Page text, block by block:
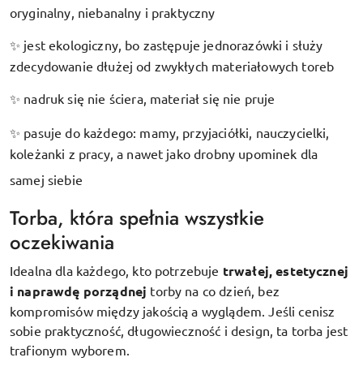
oryginalny, niebanalny i praktyczny
✨ jest ekologiczny, bo zastępuje jednorazówki i służy
zdecydowanie dłużej od zwykłych materiałowych toreb
✨ nadruk się nie ściera, materiał się nie pruje
✨ pasuje do każdego: mamy, przyjaciółki, nauczycielki,
koleżanki z pracy, a nawet jako drobny upominek dla
samej siebie
Torba, która spełnia wszystkie
oczekiwania
Idealna dla każdego, kto potrzebuje trwałej, estetycznej
i naprawdę porządnej torby na co dzień, bez
kompromisów między jakością a wyglądem. Jeśli cenisz
sobie praktyczność, długowieczność i design, ta torba jest
trafionym wyborem.